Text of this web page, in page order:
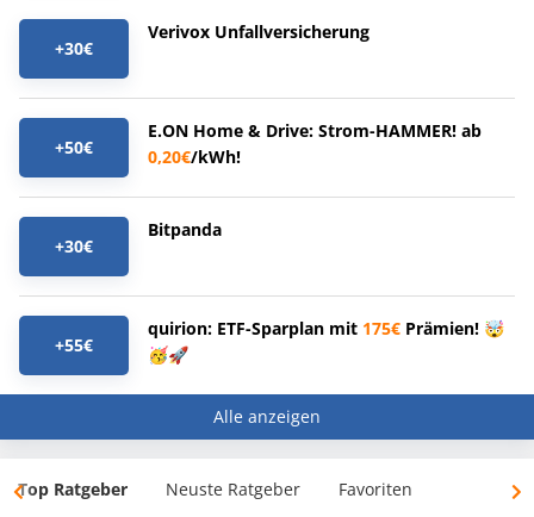
+30€
Verivox Unfallversicherung
+50€
E.ON Home & Drive: Strom-HAMMER! ab
0,20€/kWh!
+30€
Bitpanda
+55€
quirion: ETF-Sparplan mit 175€ Prämien! 🤯
🥳🚀
Alle anzeigen
Top Ratgeber Neuste Ratgeber Favoriten